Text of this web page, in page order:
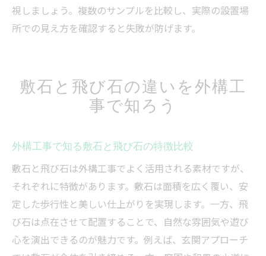
視しましょう。複数のサンプルを比較し、実際の設置場
所での見え方を確認すると失敗が防げます。
敷石と飛び石の違いを外構工
事で知ろう
外構工事で知る敷石と飛び石の特徴比較
敷石と飛び石は外構工事でよく活用される素材ですが、
それぞれに特徴があります。敷石は面積を広く覆い、安
定した歩行性と美しい仕上がりを実現します。一方、飛
び石は点在させて配置することで、自然な雰囲気や遊び
心を演出できるのが魅力です。例えば、玄関アプローチ